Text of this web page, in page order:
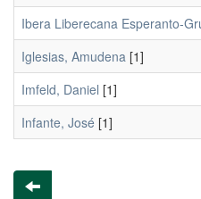
Ibera Liberecana Esperanto-
Iglesias, Amudena [1]
Imfeld, Daniel [1]
Infante, José [1]